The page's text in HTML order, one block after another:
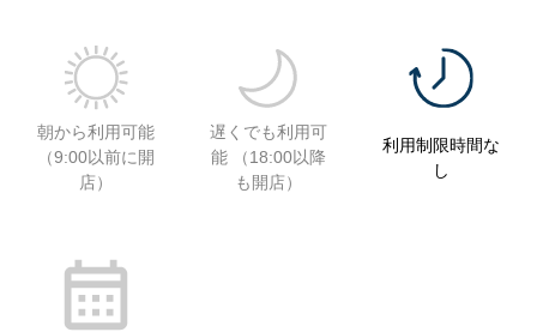
朝から利用可能
（9:00以前に開
店）
遅くでも利用可
能 （18:00以降
も開店）
利用制限時間な
し